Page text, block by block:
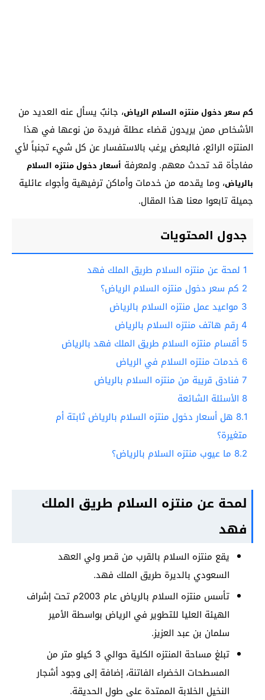
كم سعر دخول منتزه السلام الرياض، جانبٌ يسأل عنه العديد من
الأشخاص ممن يريدون قضاء عطلة فريدة من نوعها في هذا
المنتزه الرائع، فالبعض يرغب بالاستفسار عن كل شيء تجنباً لأي
مفاجأة قد تحدث معهم. ولمعرفة أسعار دخول منتزه السلام
بالرياض، وما يقدمه من خدمات وأماكن ترفيهية وأجواء عائلية
جميلة تابعوا معنا هذا المقال.
جدول المحتويات
1 لمحة عن منتزه السلام طريق الملك فهد
2 كم سعر دخول منتزه السلام الرياض؟
3 مواعيد عمل منتزه السلام بالرياض
4 رقم هاتف منتزه السلام بالرياض
5 أقسام منتزه السلام طريق الملك فهد بالرياض
6 خدمات منتزه السلام في الرياض
7 فنادق قريبة من منتزه السلام بالرياض
8 الأسئلة الشائعة
8.1 هل أسعار دخول منتزه السلام بالرياض ثابتة أم
متغيرة؟
8.2 ما عيوب منتزه السلام بالرياض؟
لمحة عن منتزه السلام طريق الملك
فهد
يقع منتزه السلام بالقرب من قصر ولي العهد
السعودي بالديرة طريق الملك فهد.
تأسس منتزه السلام بالرياض عام 2003م تحت إشراف
الهيئة العليا للتطوير في الرياض بواسطة الأمير
سلمان بن عبد العزيز.
تبلغ مساحة المنتزه الكلية حوالي 3 كيلو متر من
المسطحات الخضراء الفاتنة، إضافة إلى وجود أشجار
النخيل الخلابة الممتدة على طول الحديقة.